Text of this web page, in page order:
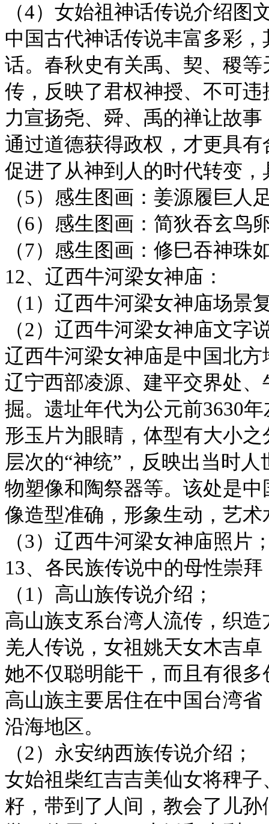
（4）女始祖神话传说介绍图
中国古代神话传说丰富多彩
话。春秋史有关禹、契、稷
传，反映了君权神授、不可
力宣扬尧、舜、禹的禅让故
通过道德获得政权，才更具
促进了从神到人的时代转变
（5）感生图画：姜源履巨人
（6）感生图画：简狄吞玄鸟
（7）感生图画：修巳吞神珠
12、辽西牛河梁女神庙：
（1）辽西牛河梁女神庙场景
（2）辽西牛河梁女神庙文字
辽西牛河梁女神庙是中国北
辽宁西部凌源、建平交界处
掘。遗址年代为公元前3630
形玉片为眼睛，体型有大小
层次的“神统”，反映出当时
物塑像和陶祭器等。该处是
像造型准确，形象生动，艺术
（3）辽西牛河梁女神庙照片
13、各民族传说中的母性崇拜
（1）高山族传说介绍；
高山族支系台湾人流传，织
羌人传说，女祖姚天女木吉
她不仅聪明能干，而且有很
高山族主要居住在中国台湾
沿海地区。
（2）永安纳西族传说介绍；
女始祖柴红吉吉美仙女将稗
籽，带到了人间，教会了儿